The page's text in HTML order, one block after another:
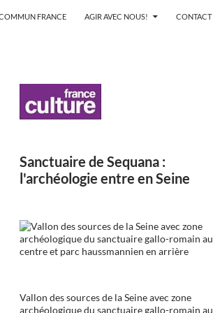
FRANCE AGIR AVEC NOUS! CONTACT
Sanctuaire de Sequana :
l'archéologie entre en Seine
Vallon des sources de la Seine avec zone
archéologique du sanctuaire gallo-romain au